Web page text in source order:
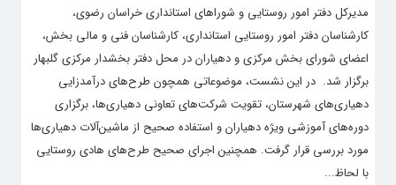
مدیرکل دفتر امور روستایی و شوراهای استانداری خراسان رضوی،
کارشناسان دفتر امور روستایی استانداری، کارشناسان فنی و مالی بخش،
اعضای شورای بخش مرکزی و دهیاران در محل دفتر بخشدار مرکزی گلبهار
برگزار شد. ‌ در این نشست، موضوعاتی همچون طرح‌های درآمدزایی
دهیاری‌های شهرستان، تقویت شرکت‌های تعاونی دهیاری‌ها، برگزاری
دوره‌های آموزشی ویژه دهیاران و استفاده صحیح از ماشین‌آلات دهیاری‌ها
مورد بررسی قرار گرفت. همچنین اجرای صحیح طرح‌های هادی روستایی
با لحاظ...